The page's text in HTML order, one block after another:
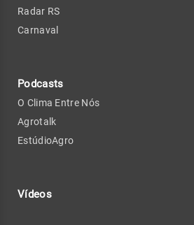
Radar RS
Carnaval
Podcasts
O Clima Entre Nós
Agrotalk
EstúdioAgro
Vídeos